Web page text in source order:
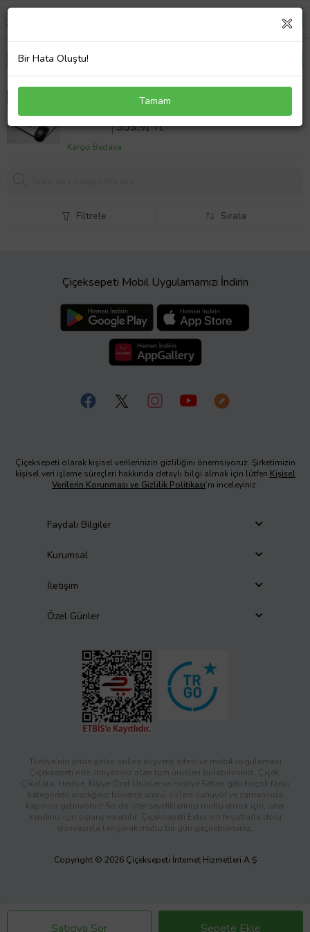
Kişiye Özel Doktorlara Özel Mousepad
Sepette %10 İndirim
359,91 TL
Kargo Bedava
Satıcıya Sor Sepete Ekle
Filtrele Sırala
Çiçeksepeti Mobil Uygulamamızı İndirin
Çiçeksepeti olarak kişisel verilerinizin gizliliğini önemsiyoruz. Şirketimizin
kişisel veri işleme süreçleri hakkında detaylı bilgi almak için lütfen Kişisel
Verilerin Korunması ve Gizlilik Politikası’nı inceleyiniz.
Faydalı Bilgiler
Kurumsal
İletişim
Özel Günler
Türkiye’nin önde gelen online alışveriş sitesi ve mobil uygulaması
Çiçeksepeti’nde, ihtiyacınız olan tüm ürünleri bulabilirsiniz. Çiçek,
Çikolata, Hediye, Kişiye Özel Ürünler ve Hediye Setleri gibi birçok farklı
kategoride aradığınız binlerce ürünü sizlere sunuyor ve zamanında
kapınıza getiriyoruz! Siz de ister sevdiklerinizi mutlu etmek için, ister
kendiniz için sipariş verebilir; Çiçeksepeti Extra’nın fırsatlarla dolu
dünyasıyla tanışarak mutlu bir gün geçirebilirsiniz.
Copyright © 2026 Çiçeksepeti İnternet Hizmetleri A.Ş
Bir Hata Oluştu!
Tamam